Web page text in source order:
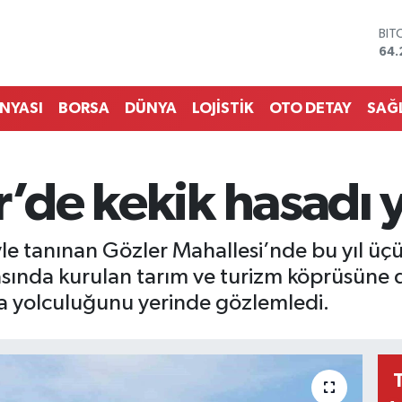
BORSA DÜNYA LOJİSTİK OTO DETAY
kekik hasadı
tanınan Gözler Mahallesi’nde bu yıl
kurulan tarım ve turizm köprüsüne
yolculuğunu yerinde gözlemledi.